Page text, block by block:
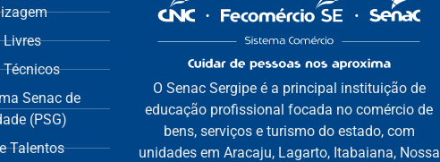
Livres
Técnicos
Senac de
(PSG)
Talentos
O Senac Sergipe é a principal instituição de
educação profissional focada no comércio de
bens, serviços e turismo do estado, com
unidades em Aracaju, Lagarto, Itabaiana, Nossa